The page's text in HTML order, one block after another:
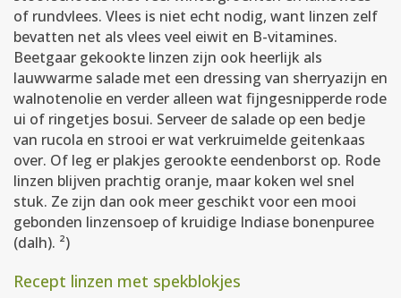
of rundvlees. Vlees is niet echt nodig, want linzen zelf
bevatten net als vlees veel eiwit en B-vitamines.
Beetgaar gekookte linzen zijn ook heerlijk als
lauwwarme salade met een dressing van sherryazijn en
walnotenolie en verder alleen wat fijngesnipperde rode
ui of ringetjes bosui. Serveer de salade op een bedje
van rucola en strooi er wat verkruimelde geitenkaas
over. Of leg er plakjes gerookte eendenborst op. Rode
linzen blijven prachtig oranje, maar koken wel snel
stuk. Ze zijn dan ook meer geschikt voor een mooi
gebonden linzensoep of kruidige Indiase bonenpuree
(dalh). ²)
Recept linzen met spekblokjes